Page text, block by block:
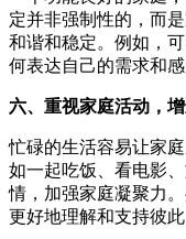
定并非强制性的，而
和谐和稳定。例如，
何表达自己的需求和
六、重视家庭活动，
忙碌的生活容易让家
如一起吃饭、看电影
情，加强家庭凝聚力
更好地理解和支持彼此